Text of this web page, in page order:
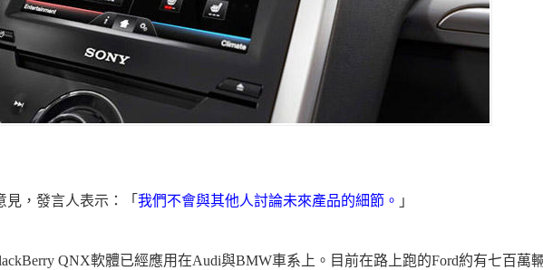
見，發言人表示：「 我們不會與其他人討論未來產品的細節。 」
QNX軟體已經應用在Audi與BMW車系上。目前在路上跑的Ford約有七百萬